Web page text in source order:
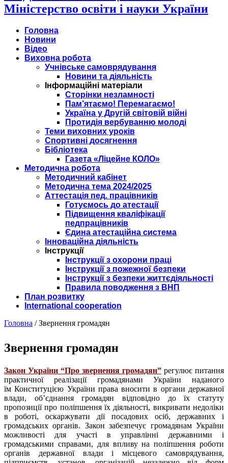
Міністерство освіти і науки України
Головна
Новини
Відео
Виховна робота
Учнівське самоврядування
Новини та діяльність
Інформаційні матеріали
Сторінки незламності
Пам’ятаємо! Перемагаємо!
Україна у Другій світовій війні
Протидія вербуванню молоді
Теми виховних уроків
Спортивні досягнення
Бібліотека
Газета «Ліцейне КОЛО»
Методична робота
Методичний кабінет
Методична тема 2024/2025
Аттестація пед. працівників
Готуємось до атестації
Підвищення кваліфікації
педпрацівників
Єдина атестаційна система
Інноваційна діяльність
Інструкції
Інструкції з охорони праці
Інструкції з пожежної безпеки
Інструкції з безпеки життєдіяльності
Правила поводження з ВНП
План розвитку
International cooperation
Головна /Звернення громадян
Звернення громадян
Закон України “Про звернення громадян” регулює питання
практичної реалізації громадянами України наданого
їм Конституцією України права вносити в органи державної
влади, об’єднання громадян відповідно до їх статуту
пропозиції про поліпшення їх діяльності, викривати недоліки
в роботі, оскаржувати дії посадових осіб, державних і
громадських органів. Закон забезпечує громадянам України
можливості для участі в управлінні державними і
громадськими справами, для впливу на поліпшення роботи
органів державної влади і місцевого самоврядування,